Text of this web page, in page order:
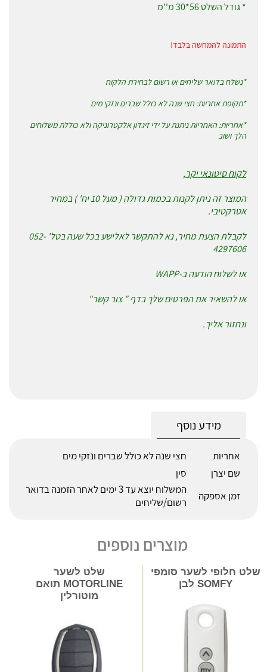
* גודל השלט 56*30 מ''מ
התמונה להמחשה בלבד!
*נשלח בדואר שליחים או רשום לבחירת הלקוח
*תקופת אחריות: חצי שנה לא כולל שברים ונזקי מים
*אחריות: האחריות ניתנת על ידי זיגדון אלקטרוניקה ולא כוללת משלוחים
הלך ושוב
לקוח סיטונאי יקר,
המוצר זה ניתן לקנות בכמות גדולה ( מעל 10 יח' ) במחיר
אטרקטיבי.
לקבלת הצעת מחיר, נא להתקשר לאלישע בכל שעה בטל' 052-
4297606
או לשלוח הודעה ב-WAPP
או להשאיר את הפרטים שלך בדף " צור קשר"
ונחזור אליך.
מידע נוסף
אחריות
חצי שנה לא כולל שברים ונזקי מים
שם יצרן
סין
זמן אספקה
המשלוח יוצא עד 3 ימים לאחר הזמנה בדואר
רשום/שליחים
מוצרים נוספים
שלט חלופי לשער סומפי
SOMFY לבן
שלט לשער
MOTORLINE תואם
מוטורלין